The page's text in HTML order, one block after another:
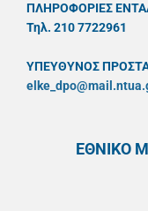
ΠΛΗΡΟΦΟΡΙΕΣ
Τηλ. 210 7722961
ΥΠΕΥΘYΝΟΣ
ΕΘΝΙΚΟ